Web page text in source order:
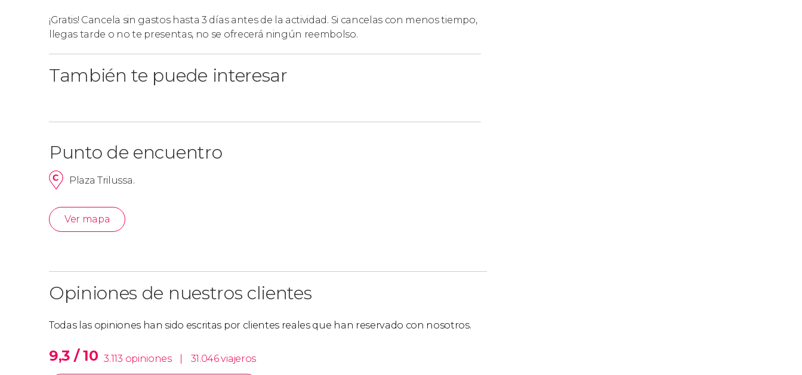
¡Gratis! Cancela sin gastos hasta 3 días antes de la actividad. Si cancelas con menos tiempo,
llegas tarde o no te presentas, no se ofrecerá ningún reembolso.
También te puede interesar
Punto de encuentro
Plaza Trilussa.
Ver mapa
Opiniones de nuestros clientes
Todas las opiniones han sido escritas por clientes reales que han reservado con nosotros.
9,3 / 10 3.113 opiniones 31.046 viajeros